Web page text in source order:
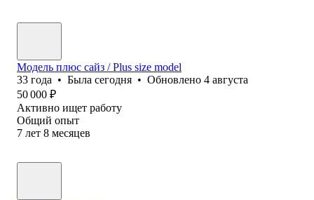
Модель плюс сайз / Plus size model
33 года • Была сегодня • Обновлено 4 августа
50 000 ₽
Активно ищет работу
Общий опыт
7 лет 8 месяцев